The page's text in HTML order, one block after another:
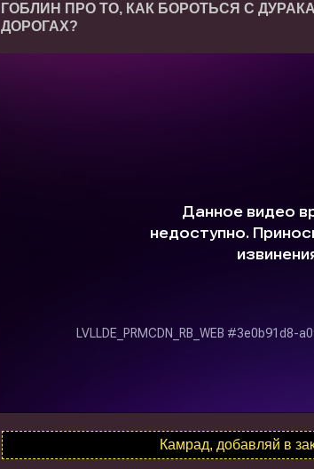
ГОБЛИН ПРО ТО, КАК БОРОТЬСЯ С
ДОРОГАХ?
Камрад, добавляй в